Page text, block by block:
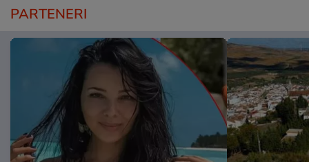
PARTENERI